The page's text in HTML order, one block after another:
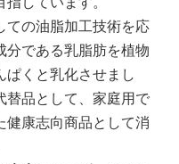
の油脂加工技術を応
分である乳脂肪を植物
ぱくと乳化させまし
替品として、家庭用で
健康志向商品として消